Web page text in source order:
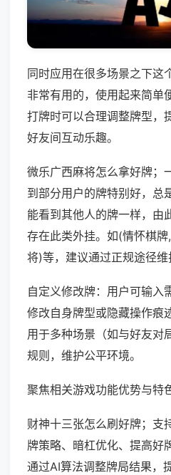
同时应用在很多场景之下这
非常有用的，使用起来简单
打牌时可以合理调整牌型，
好友间互动乐趣。
微乐广西麻将怎么拿好牌；
到部分用户的牌特别好，总
能看到其他人的牌一样，由
存在此类外挂。如(情怀棋
将)等，建议通过正规途径维
自定义修改牌：用户可输入
修改自身牌型或隐藏操作痕
用于多种场景（如与好友对
规则，维护公平环境。
聚焦相关游戏功能优势与特
财神十三张怎么刷好牌；支
牌策略、暗杠优化、提高好
通过AI算法调整牌局结果，